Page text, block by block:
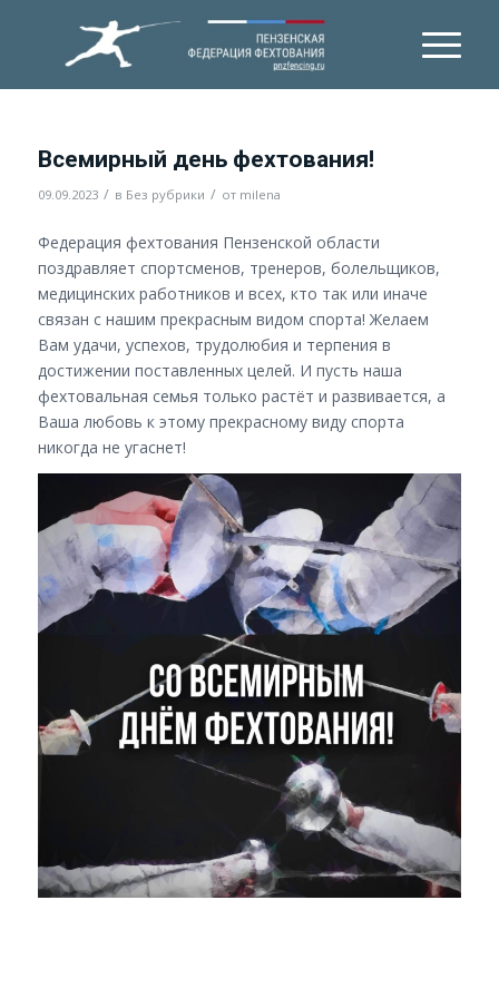
Всемирный день фехтования!
09.09.2023 / в Без рубрики / от milena
Федерация фехтования Пензенской области
поздравляет спортсменов, тренеров, болельщиков,
медицинских работников и всех, кто так или иначе
связан с нашим прекрасным видом спорта! Желаем
Вам удачи, успехов, трудолюбия и терпения в
достижении поставленных целей. И пусть наша
фехтовальная семья только растёт и развивается, а
Ваша любовь к этому прекрасному виду спорта
никогда не угаснет!